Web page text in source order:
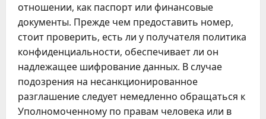
отношении, как паспорт или финансовые
документы. Прежде чем предоставить номер,
стоит проверить, есть ли у получателя политика
конфиденциальности, обеспечивает ли он
надлежащее шифрование данных. В случае
подозрения на несанкционированное
разглашение следует немедленно обращаться к
Уполномоченному по правам человека или в